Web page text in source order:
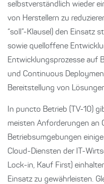
selbstverständlich wieder
von Herstellern zu
“soll”-Klausel) den Einsatz
sowie quelloffene
Entwicklungsprozesse auf
und Continuous
Bereitstellung von
In puncto Betrieb (TV-10)
meisten Anforderungen an
Betriebsumgebungen
Cloud-Diensten der IT-
Lock-in, Kauf First)
Einsatz zu gewährleisten.